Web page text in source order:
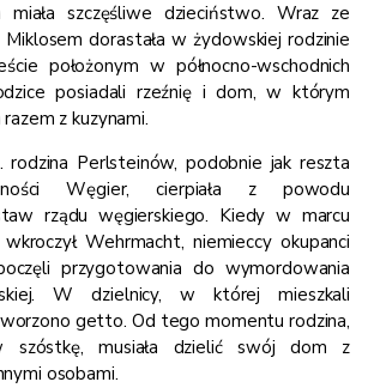
miała szczęśliwe dzieciństwo. Wraz ze
dorastała w żydowskiej rodzinie
położonym w północno-wschodnich
posiadali rzeźnię i dom, w którym
z kuzynami.
Perlsteinów, podobnie jak reszta
Węgier, cierpiała z powodu
rządu węgierskiego. Kiedy w marcu
Wehrmacht, niemieccy okupanci
przygotowania do wymordowania
W dzielnicy, w której mieszkali
getto. Od tego momentu rodzina,
szóstkę, musiała dzielić swój dom z
osobami.